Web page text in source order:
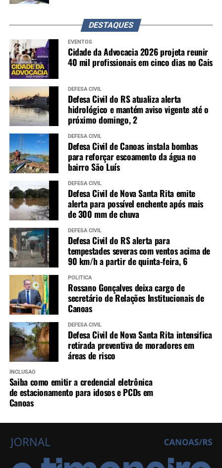
DESTAQUES
EVENTOS
Cidade da Advocacia 2026 projeta reunir
40 mil profissionais em cinco dias no Cais
DEFESA CIVIL
Defesa Civil do RS atualiza alerta
hidrológico e mantém aviso vigente até o
próximo domingo, 2
DEFESA CIVIL
Defesa Civil de Canoas instala bombas
para reforçar escoamento da água no
bairro São Luís
DEFESA CIVIL
Defesa Civil de Nova Santa Rita emite
alerta para possível enchente após mais
de 300 mm de chuva
DEFESA CIVIL
Defesa Civil do RS alerta para
tempestades severas com ventos acima de
90 km/h a partir de quinta-feira, 6
POLÍTICA
Rossano Gonçalves deixa cargo de
secretário de Relações Institucionais de
Canoas
DEFESA CIVIL
Defesa Civil de Nova Santa Rita intensifica
retirada preventiva de moradores em
áreas de risco
INCLUSÃO
Saiba como emitir a credencial eletrônica
de estacionamento para idosos e PCDs em
Canoas